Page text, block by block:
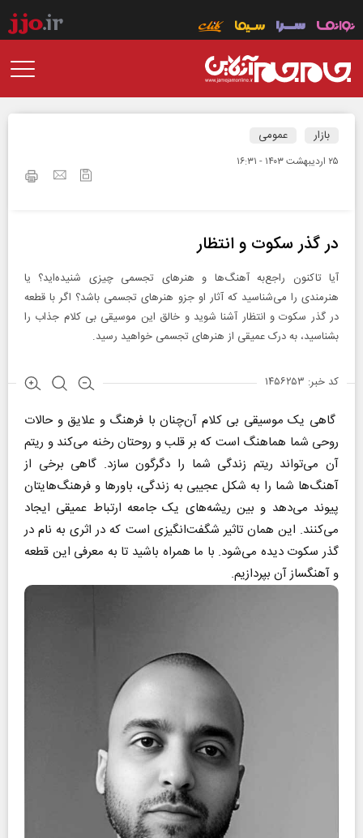
بازار عمومی
۲۵ ارديبهشت ۱۴۰۳ - ۱۶:۳۱
در گذر سکوت و انتظار
آیا تاکنون راجع‌به آهنگ‌ها و هنرهای تجسمی چیزی شنیده‌اید؟ یا
هنرمندی را می‌شناسید که آثار او جزو هنرهای تجسمی باشد؟ اگر با قطعه
در گذر سکوت و انتظار آشنا شوید و خالق این موسیقی بی کلام جذاب را
بشناسید، به درک عمیقی از هنرهای تجسمی خواهید رسید.
کد خبر: ۱۴۵۶۲۵۳
گاهی یک موسیقی بی کلام آن‌چنان با فرهنگ و علایق و حالات
روحی شما هماهنگ است که بر قلب و روحتان رخنه می‌کند و ریتم
آن می‌تواند ریتم زندگی شما را دگرگون سازد. گاهی برخی از
آهنگ‌ها شما را به شکل عجیبی به زندگی، باورها و فرهنگ‌هایتان
پیوند می‌دهد ‌و بین ریشه‌های یک جامعه ارتباط عمیقی ایجاد
می‌کنند. این همان تاثیر شگفت‌انگیزی است که در اثری به نام در
گذر سکوت دیده می‌شود. با ما همراه باشید تا به معرفی این قطعه
و آهنگساز آن بپردازیم.